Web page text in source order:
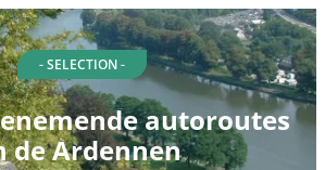
- SELECTION -
autoroutes
de Ardennen